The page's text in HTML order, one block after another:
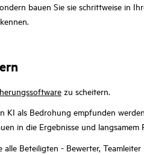
bauen Sie sie schrittweise in
zu scheitern.
als Bedrohung empfunden
in die Ergebnisse und langsamem
Beteiligten - Bewerter,